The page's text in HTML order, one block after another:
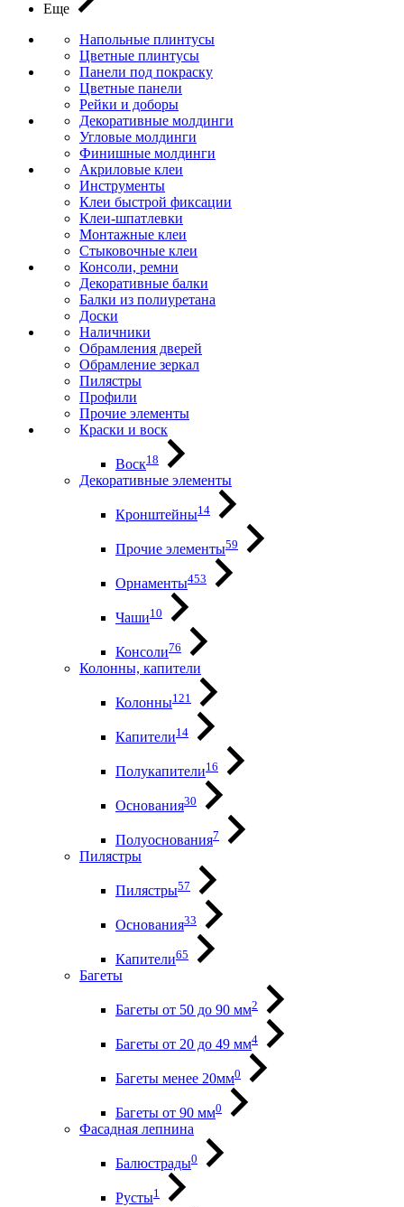
Еще
Напольные плинтусы
Цветные плинтусы
Панели под покраску
Цветные панели
Рейки и доборы
Декоративные молдинги
Угловые молдинги
Финишные молдинги
Акриловые клеи
Инструменты
Клеи быстрой фиксации
Клеи-шпатлевки
Монтажные клеи
Стыковочные клеи
Консоли, ремни
Декоративные балки
Балки из полиуретана
Доски
Наличники
Обрамления дверей
Обрамление зеркал
Пилястры
Профили
Прочие элементы
Краски и воск
Воск18
Декоративные элементы
Кронштейны14
Прочие элементы59
Орнаменты453
Чаши10
Консоли76
Колонны, капители
Колонны121
Капители14
Полукапители16
Основания30
Полуоснования7
Пилястры
Пилястры57
Основания33
Капители65
Багеты
Багеты от 50 до 90 мм2
Багеты от 20 до 49 мм4
Багеты менее 20мм0
Багеты от 90 мм0
Фасадная лепнина
Балюстрады0
Русты1